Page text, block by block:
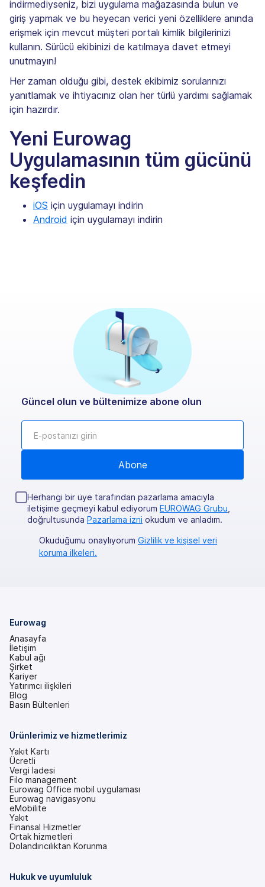
indirmediyseniz, bizi uygulama mağazasında bulun ve
giriş yapmak ve bu heyecan verici yeni özelliklere anında
erişmek için mevcut müşteri portalı kimlik bilgilerinizi
kullanın. Sürücü ekibinizi de katılmaya davet etmeyi
unutmayın!
Her zaman olduğu gibi, destek ekibimiz sorularınızı
yanıtlamak ve ihtiyacınız olan her türlü yardımı sağlamak
için hazırdır.
Yeni Eurowag
Uygulamasının tüm gücünü
keşfedin
iOS için uygulamayı indirin
Android için uygulamayı indirin
Güncel olun ve bültenimize abone olun
Herhangi bir üye tarafından pazarlama amacıyla
iletişime geçmeyi kabul ediyorum EUROWAG Grubu
doğrultusunda Pazarlama izni okudum ve anladım.
Okuduğumu onaylıyorum Gizlilik ve kişisel veri
koruma ilkeleri.
Eurowag
Anasayfa
İletişim
Kabul ağı
Şirket
Kariyer
Yatırımcı ilişkileri
(yeni
bir
Blog
Basın Bültenleri
Ürünlerimiz ve hizmetlerimiz
Yakıt Kartı
Ücretli
Vergi İadesi
Filo management
Eurowag Office mobil uygulaması
Eurowag navigasyonu
eMobilite
Yakıt
Finansal Hizmetler
Ortak hizmetleri
Dolandırıcılıktan Korunma
Hukuk ve uyumluluk